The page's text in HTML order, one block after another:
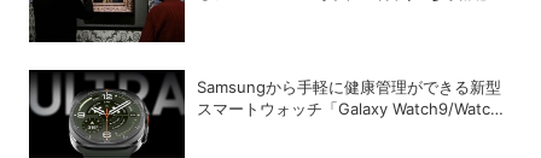
Samsungから手軽に健康管理ができる新型
スマートウォッチ「Galaxy Watch9/Watch